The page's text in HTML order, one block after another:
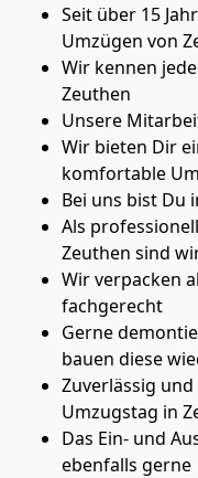
Seit über 15
Umzügen von
Wir kennen
Zeuthen
Unsere
Wir bieten Dir
komfortable
Bei uns bist Du
Als
Zeuthen sind
Wir verpacken
fachgerecht
Gerne
bauen diese
Zuverlässig
Umzugstag in
Das Ein- und
ebenfalls gerne